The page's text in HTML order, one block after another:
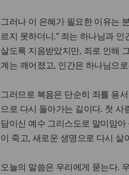
그러나 이 은혜가 필요한 이유는
르지 못하더니.” 죄는 하나님과
살도록 지음받았지만, 죄로 인해
계는 깨어졌고, 인간은 하나님으
그러므로 복음은 단순히 죄를 용
으로 다시 돌아가는 길이다. 첫
담이신 예수 그리스도로 말미암
이 죽고, 새로운 생명으로 다시 살
오늘의 말씀은 우리에게 묻는다.